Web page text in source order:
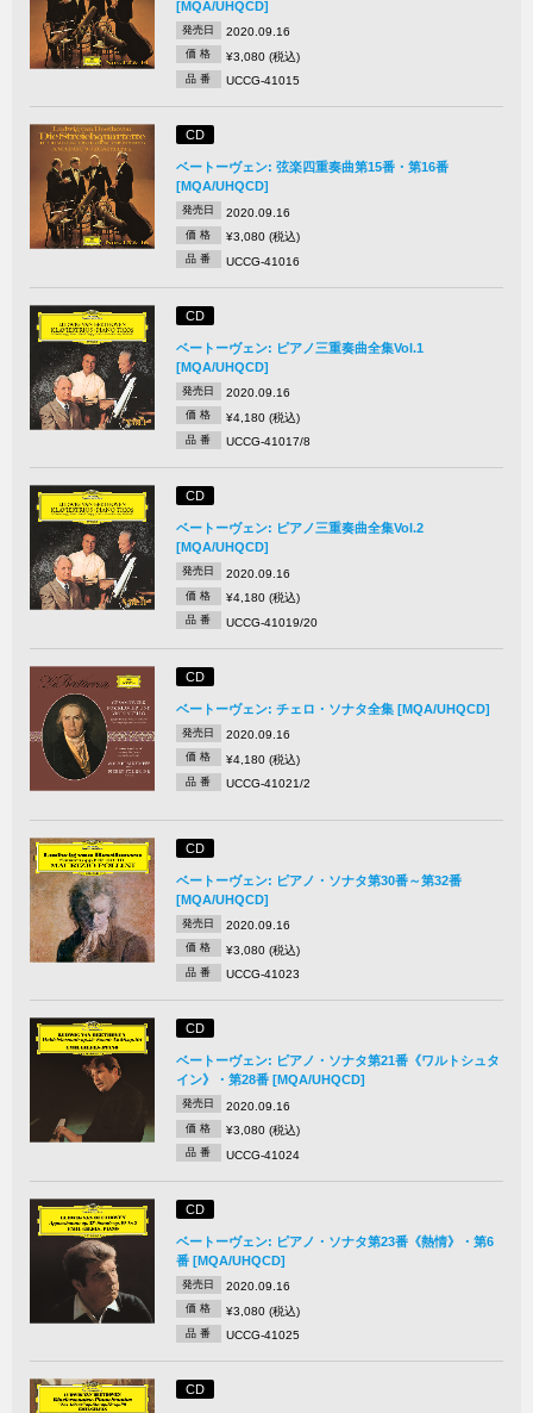
[MQA/UHQCD]
発売日 2020.09.16
価 格 ¥3,080 (税込)
品 番 UCCG-41015
CD
ベートーヴェン: 弦楽四重奏曲第15番・第16番
[MQA/UHQCD]
発売日 2020.09.16
価 格 ¥3,080 (税込)
品 番 UCCG-41016
CD
ベートーヴェン: ピアノ三重奏曲全集Vol.1
[MQA/UHQCD]
発売日 2020.09.16
価 格 ¥4,180 (税込)
品 番 UCCG-41017/8
CD
ベートーヴェン: ピアノ三重奏曲全集Vol.2
[MQA/UHQCD]
発売日 2020.09.16
価 格 ¥4,180 (税込)
品 番 UCCG-41019/20
CD
ベートーヴェン: チェロ・ソナタ全集 [MQA/UHQCD]
発売日 2020.09.16
価 格 ¥4,180 (税込)
品 番 UCCG-41021/2
CD
ベートーヴェン: ピアノ・ソナタ第30番～第32番
[MQA/UHQCD]
発売日 2020.09.16
価 格 ¥3,080 (税込)
品 番 UCCG-41023
CD
ベートーヴェン: ピアノ・ソナタ第21番《ワルトシュタ
イン》・第28番 [MQA/UHQCD]
発売日 2020.09.16
価 格 ¥3,080 (税込)
品 番 UCCG-41024
CD
ベートーヴェン: ピアノ・ソナタ第23番《熱情》・第6
番 [MQA/UHQCD]
発売日 2020.09.16
価 格 ¥3,080 (税込)
品 番 UCCG-41025
CD